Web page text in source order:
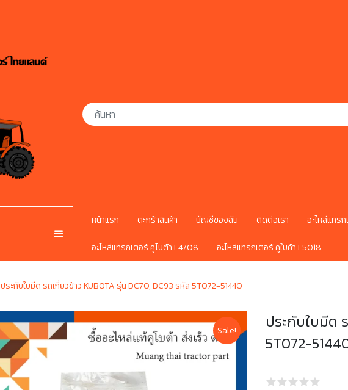
หน้าแรก ตะกร้าสินค้า บัญชีของฉัน ติดต่อเรา อะไหล่แทร
อะไหล่แทรกเตอร์ คูโบต้า L4708 อะไหล่แทรกเตอร์ คูใบค้า L5018
ประกับใบมีด รถเกี่ยวข้าว KUBOTA รุ่น DC70, DC93 รหัส 5T072-51440
Sale!
ประกับใบมีด
5T072-